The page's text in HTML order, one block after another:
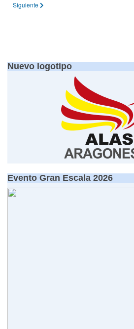
Artículo siguiente: Sbach 342 (Pedro Precioso)
Siguiente
Nuevo logotipo
Evento Gran Escala 2026